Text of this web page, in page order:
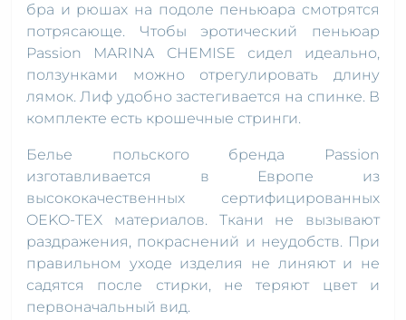
бра и рюшах на подоле пеньюара смотрятся
потрясающе. Чтобы эротический пеньюар
Passion MARINA CHEMISE сидел идеально,
ползунками можно отрегулировать длину
лямок. Лиф удобно застегивается на спинке. В
комплекте есть крошечные стринги.
Белье польского бренда Passion
изготавливается в Европе из
высококачественных сертифицированных
OEKO-TEX материалов. Ткани не вызывают
раздражения, покраснений и неудобств. При
правильном уходе изделия не линяют и не
садятся после стирки, не теряют цвет и
первоначальный вид.